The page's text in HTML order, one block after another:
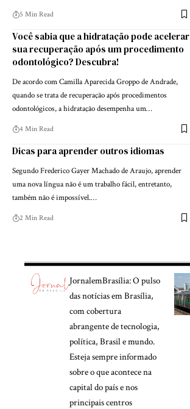
5 Min Read
Você sabia que a hidratação pode acelerar
sua recuperação após um procedimento
odontológico? Descubra!
De acordo com Camilla Aparecida Groppo de Andrade,
quando se trata de recuperação após procedimentos
odontológicos, a hidratação desempenha um…
4 Min Read
Dicas para aprender outros idiomas
Segundo Frederico Gayer Machado de Araujo, aprender
uma nova língua não é um trabalho fácil, entretanto,
também não é impossível.…
2 Min Read
JornalemBrasília: O pulso
das notícias em Brasília,
com cobertura
abrangente de tecnologia,
política, Brasil e mundo.
Esteja sempre informado
sobre o que acontece na
capital do país e nos
principais centros